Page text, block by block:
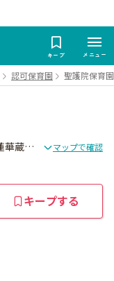
キープ メニュー
認可保育園 聖護院保育園
〒6068357 京都府京都市左京区聖護院蓮華蔵町2-3 マップで確認
キープする